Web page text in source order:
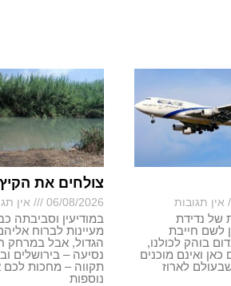
אין תגובות
של נדידת
לשם חייבת
בוהק לכולנו,
ואינם מוכנים
לארוז
צולחים את הקיץ
06/08/2026 אין
במודיעין וסביבתה
מעיינות לברוח
הגדול, אבל במרחק
נסיעה – בירושלים
תקווה – מחכות לכם
נוספות